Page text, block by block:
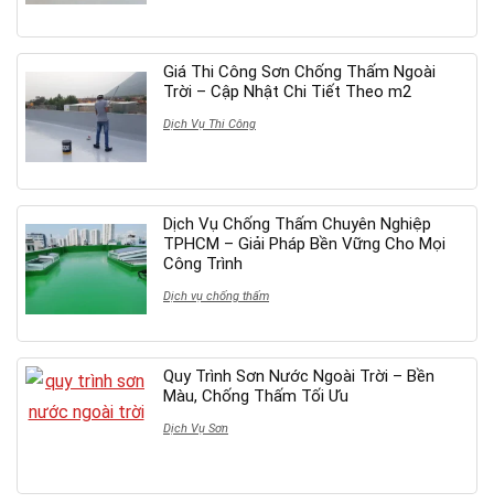
Giá Thi Công Sơn Chống Thấm Ngoài
Trời – Cập Nhật Chi Tiết Theo m2
Dịch Vụ Thi Công
Dịch Vụ Chống Thấm Chuyên Nghiệp
TPHCM – Giải Pháp Bền Vững Cho Mọi
Công Trình
Dịch vụ chống thấm
Quy Trình Sơn Nước Ngoài Trời – Bền
Màu, Chống Thấm Tối Ưu
Dịch Vụ Sơn